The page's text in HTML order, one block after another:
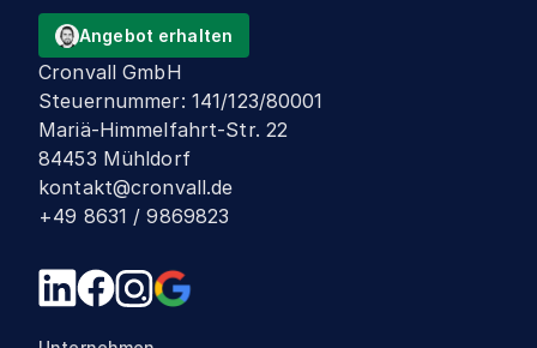
Angebot erhalten
Cronvall GmbH
Steuernummer: 141/123/80001
Mariä-Himmelfahrt-Str. 22
84453 Mühldorf
kontakt@cronvall.de
+49 8631 / 9869823